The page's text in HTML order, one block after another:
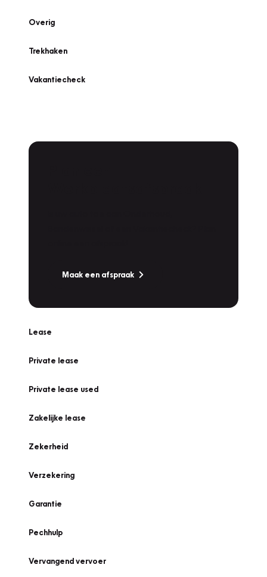
Overig
Trekhaken
Vakantiecheck
Maak een afspraak
Lease
Private lease
Private lease used
Zakelijke lease
Zekerheid
Verzekering
Garantie
Pechhulp
Vervangend vervoer